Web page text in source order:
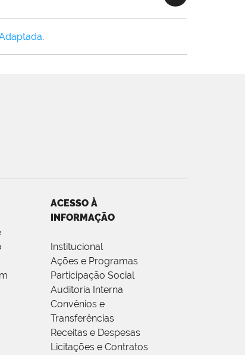
.
ACESSO À
INFORMAÇÃO
Institucional
Ações e Programas
Participação Social
Auditoria Interna
Convênios e
Transferências
Receitas e Despesas
Licitações e Contratos